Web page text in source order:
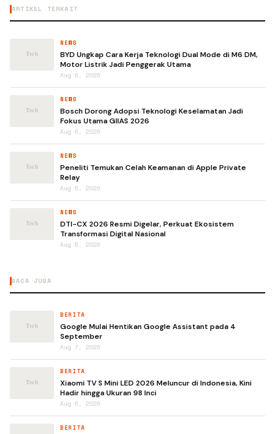
ARTIKEL TERKAIT
NEWS
BYD Ungkap Cara Kerja Teknologi Dual Mode di M6 DM,
Motor Listrik Jadi Penggerak Utama
Aug 6, 2026
NEWS
Bosch Dorong Adopsi Teknologi Keselamatan Jadi
Fokus Utama GIIAS 2026
Aug 6, 2026
NEWS
Peneliti Temukan Celah Keamanan di Apple Private
Relay
Aug 6, 2026
NEWS
DTI-CX 2026 Resmi Digelar, Perkuat Ekosistem
Transformasi Digital Nasional
Aug 5, 2026
BACA JUGA
BERITA
Google Mulai Hentikan Google Assistant pada 4
September
Aug 7, 2026
BERITA
Xiaomi TV S Mini LED 2026 Meluncur di Indonesia, Kini
Hadir hingga Ukuran 98 Inci
Aug 6, 2026
BERITA